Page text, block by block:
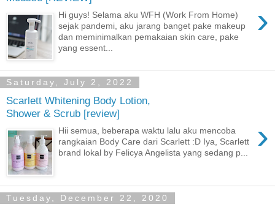
›
Hi guys! Selama aku WFH (Work From Home)
sejak pandemi, aku jarang banget pake makeup
dan meminimalkan pemakaian skin care, pake
yang essent...
Saturday, July 2, 2022
Scarlett Whitening Body Lotion,
Shower & Scrub [review]
›
Hii semua, beberapa waktu lalu aku mencoba
rangkaian Body Care dari Scarlett :D Iya, Scarlett
brand lokal by Felicya Angelista yang sedang p...
Tuesday, December 22, 2020